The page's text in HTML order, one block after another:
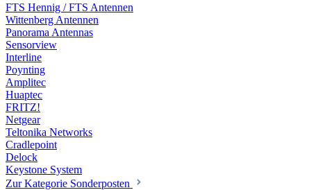
FTS Hennig / FTS Antennen
Wittenberg Antennen
Panorama Antennas
Sensorview
Interline
Poynting
Amplitec
Huaptec
FRITZ!
Netgear
Teltonika Networks
Cradlepoint
Delock
Keystone System
Zur Kategorie Sonderposten